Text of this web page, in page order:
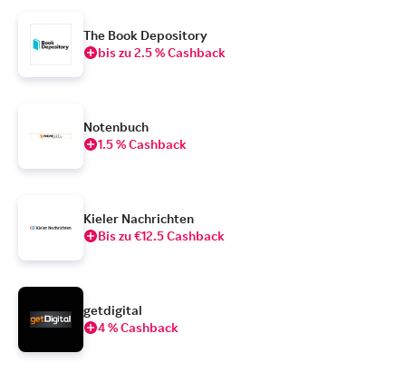
The Book Depository
bis zu 2.5 % Cashback
Notenbuch
1.5 % Cashback
Kieler Nachrichten
Bis zu €12.5 Cashback
getdigital
4 % Cashback